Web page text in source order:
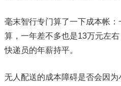
毫末智行专门算了一下成本帐
算，一年差不多也是13万元左
快递员的年薪持平。
无人配送的成本障碍是否会因